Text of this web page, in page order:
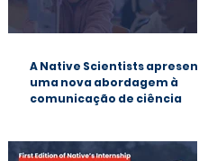
A Native Scientists apresenta
uma nova abordagem à
comunicação de ciência